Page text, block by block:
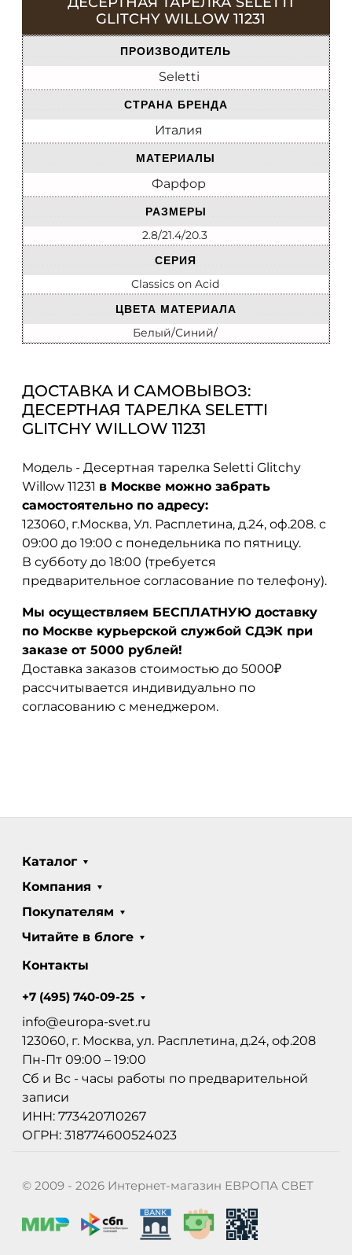
GLITCHY WILLOW 11231
ПРОИЗВОДИТЕЛЬ
Seletti
СТРАНА БРЕНДА
Италия
МАТЕРИАЛЫ
Фарфор
РАЗМЕРЫ
2.8/21.4/20.3
СЕРИЯ
Classics on Acid
ЦВЕТА МАТЕРИАЛА
Белый/Синий/
ДОСТАВКА И САМОВЫВОЗ:
ДЕСЕРТНАЯ ТАРЕЛКА SELETTI
GLITCHY WILLOW 11231
Модель - Десертная тарелка Seletti Glitchy
Willow 11231 в Москве можно забрать
самостоятельно по адресу:
123060, г.Москва, Ул. Расплетина, д.24, оф.208. с
09:00 до 19:00 с понедельника по пятницу.
В субботу до 18:00 (требуется
предварительное согласование по телефону).
Мы осуществляем БЕСПЛАТНУЮ доставку
по Москве курьерской службой СДЭК при
заказе от 5000 рублей!
Доставка заказов стоимостью до 5000₽
рассчитывается индивидуально по
согласованию с менеджером.
Каталог
Компания
Покупателям
Читайте в блоге
Контакты
+7 (495) 740-09-25
info@europa-svet.ru
123060, г. Москва, ул. Расплетина, д.24, оф.208
Пн-Пт 09:00 – 19:00
Сб и Вс - часы работы по предварительной
записи
ИНН: 773420710267
ОГРН: 318774600524023
© 2009 - 2026 Интернет-магазин ЕВРОПА СВЕТ